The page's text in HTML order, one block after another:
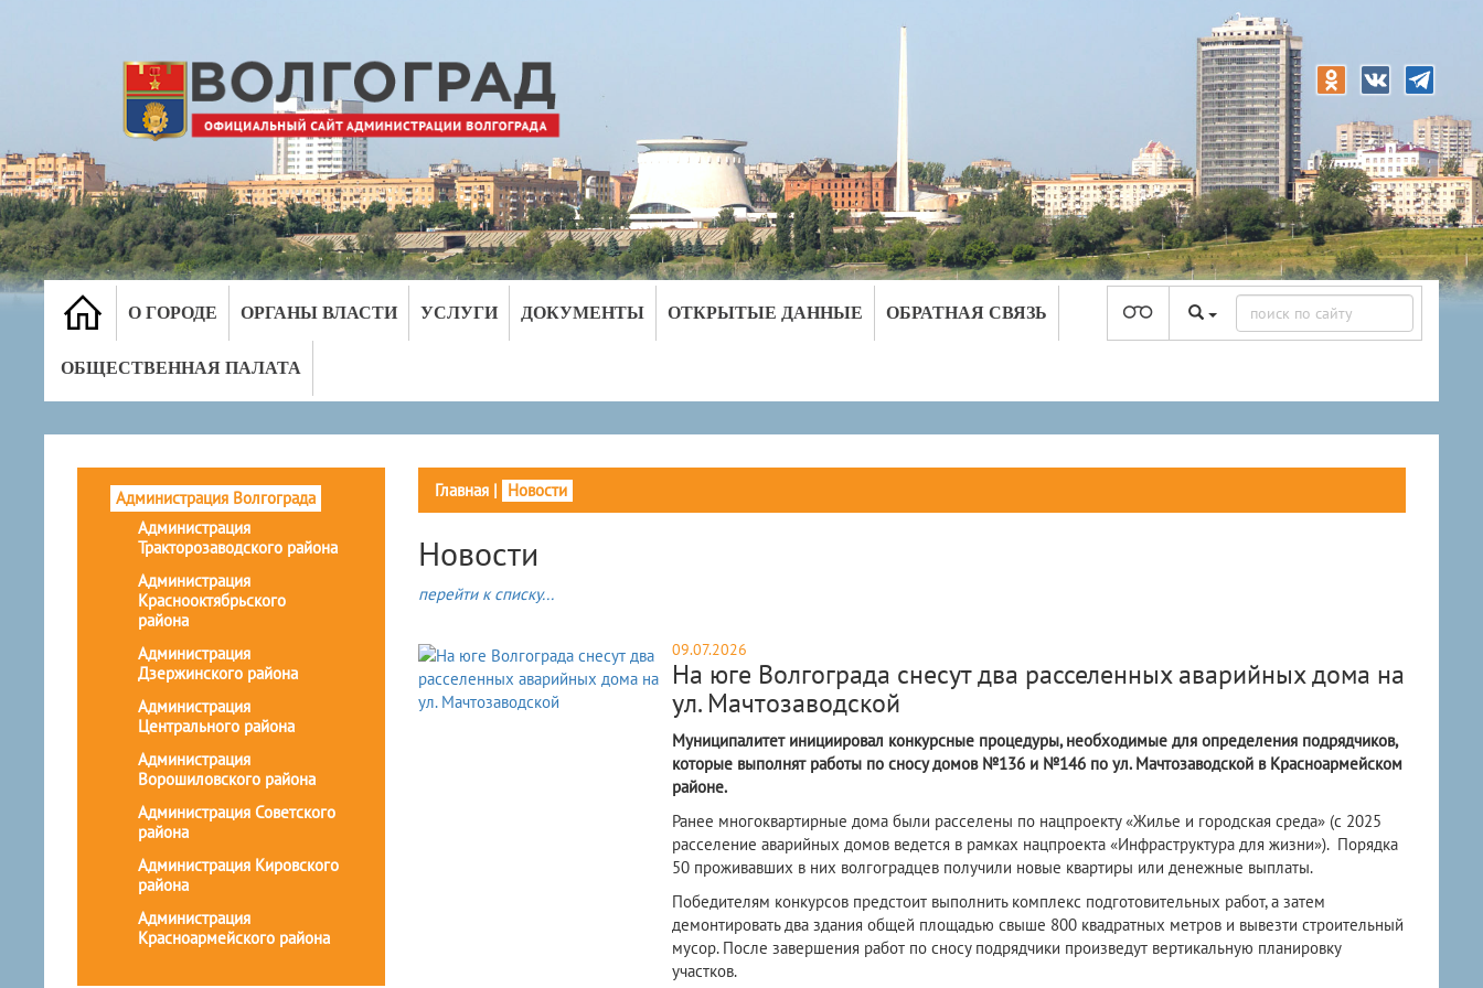
О ГОРОДЕ ОРГАНЫ ВЛАСТИ УСЛУГИ ДОКУМЕНТЫ ОТКРЫТЫЕ ДАННЫЕ ОБРАТНАЯ СВЯЗЬ
ОБЩЕСТВЕННАЯ ПАЛАТА
Администрация Волгограда
Администрация
Тракторозаводского района
Администрация
Краснооктябрьского
района
Администрация
Дзержинского района
Администрация
Центрального района
Администрация
Ворошиловского района
Администрация Советского
района
Администрация Кировского
района
Администрация
Красноармейского района
Главная| Новости
Новости
перейти к списку...
09.07.2026
На юге Волгограда снесут два расселенных аварийных дома на
ул. Мачтозаводской
Муниципалитет инициировал конкурсные процедуры, необходимые для определения подрядчиков,
которые выполнят работы по сносу домов №136 и №146 по ул. Мачтозаводской в Красноармейском
районе.
Ранее многоквартирные дома были расселены по нацпроекту «Жилье и городская среда» (с 2025
расселение аварийных домов ведется в рамках нацпроекта «Инфраструктура для жизни»). Порядка
50 проживавших в них волгоградцев получили новые квартиры или денежные выплаты.
Победителям конкурсов предстоит выполнить комплекс подготовительных работ, а затем
демонтировать два здания общей площадью свыше 800 квадратных метров и вывезти строительный
мусор. После завершения работ по сносу подрядчики произведут вертикальную планировку
участков.